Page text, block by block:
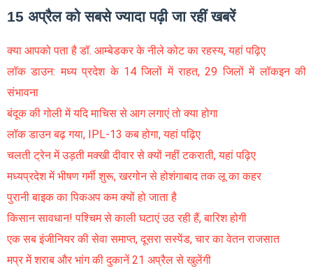
15 अप्रैल को सबसे ज्यादा पढ़ी जा रहीं खबरें
क्या आपको पता है डॉ. आम्बेडकर के नीले कोट का रहस्य, यहां पढ़िए
लॉक डाउन: मध्य प्रदेश के 14 जिलों में राहत, 29 जिलों में लॉकइन की
संभावना
बंदूक की गोली में यदि माचिस से आग लगाएं तो क्या होगा
लॉक डाउन बढ़ गया, IPL-13 कब होगा, यहां पढ़िए
चलती ट्रेन में उड़ती मक्खी दीवार से क्यों नहीं टकराती, यहां पढ़िए
मध्यप्रदेश में भीषण गर्मी शुरू, खरगोन से होशंगाबाद तक लू का कहर
पुरानी बाइक का पिकअप कम क्यों हो जाता है
किसान सावधान! पश्चिम से काली घटाएं उठ रही हैं, बारिश होगी
एक सब इंजीनियर की सेवा समाप्त, दूसरा सस्पेंड, चार का वेतन राजसात
मप्र में शराब और भांग की दुकानें 21 अप्रैल से खुलेंगी